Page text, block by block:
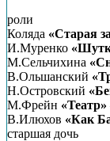
роли
Коляда «Старая
И.Муренко
М.Сельчихина
В.Ольшанский
Н.Островский
М.Фрейн «Театр»
В.Илюхов «Как
старшая дочь